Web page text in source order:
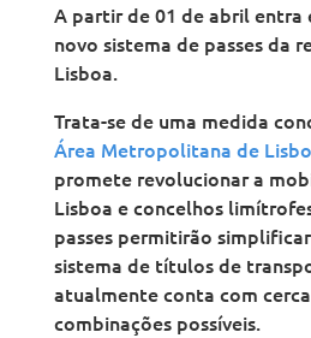
A partir de 01 de abril entra
novo sistema de passes da
Lisboa.
Trata-se de uma medida
Área Metropolitana de
promete revolucionar a
Lisboa e concelhos
passes permitirão
sistema de títulos de
atualmente conta com
combinações possíveis.